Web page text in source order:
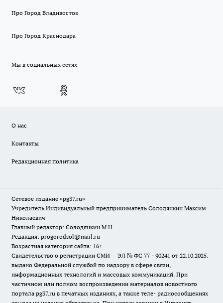
Про Город Владивосток
Про Город Краснодара
Мы в социальных сетях
О нас
Контакты
Редакционная политика
Сетевое издание «pg37.ru»
Учредитель Индивидуальный предприниматель Солодянкин Максим
Николаевич
Главный редактор: Солодянкин М.Н.
Редакция: progorodsol@mail.ru
Возрастная категория сайта: 16+
Свидетельство о регистрации СМИ ЭЛ № ФС 77 - 90241 от 22.10.2025.
выдано Федеральной службой по надзору в сфере связи,
информационных технологий и массовых коммуникаций. При
частичном или полном воспроизведении материалов новостного
портала pg37.ru в печатных изданиях, а также теле- радиосообщениях